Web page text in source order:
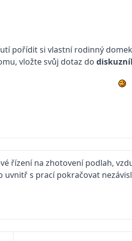
pořídit si vlastní rodinný
vložte svůj dotaz do
řízení na zhotovení podlah,
uvnitř s prací pokračovat